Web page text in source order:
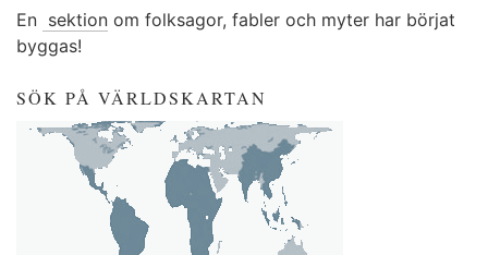
En sektion om folksagor, fabler och myter har börjat
byggas!
SÖK PÅ VÄRLDSKARTAN